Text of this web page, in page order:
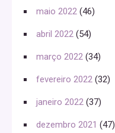
maio 2022 (46)
abril 2022 (54)
março 2022 (34)
fevereiro 2022 (32)
janeiro 2022 (37)
dezembro 2021 (47)